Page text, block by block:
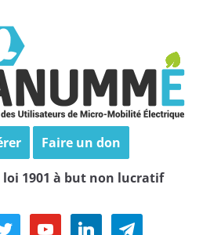
Faire un don
1901 à but non lucratif
youtube linkedin telegram